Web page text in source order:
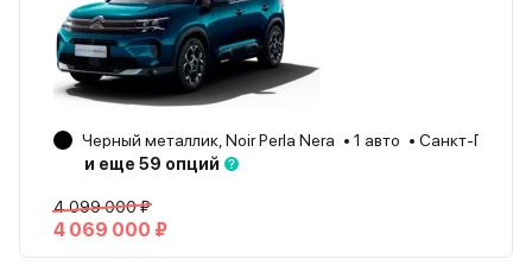
Черный металлик, Noir Perla Nera 1 авто
Санкт-
и еще 59 опций
4 099 000 ₽
4 069 000 ₽